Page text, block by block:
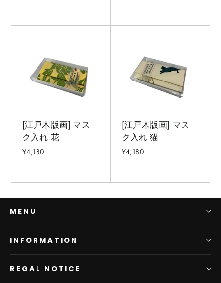
[江戸木版画] マス
ク入れ 花
¥4,180
[江戸木版画] マス
ク入れ 猫
¥4,180
MENU
INFORMATION
REGAL NOTICE